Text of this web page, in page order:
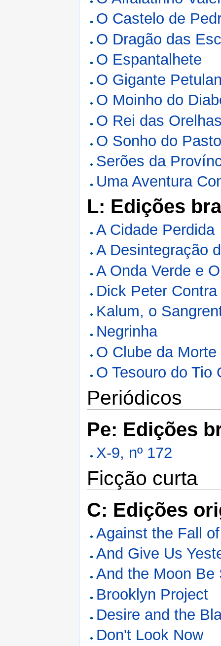
O Castelo de
O Dragão das
O Espantalhete
O Gigante
O Moinho do
O Rei das
O Sonho do
Serões da
Uma Aventura
L: Edições
A Cidade Perdida
A Desintegração
A Onda Verde e
Dick Peter
Kalum, o
Negrinha
O Clube da Morte
O Tesouro do Tio
Periódicos
Pe: Edições
X-9, nº 172
Ficção curta
C: Edições
Against the Fall
And Give Us
And the Moon Be
Brooklyn Project
Desire and the
Don't Look Now